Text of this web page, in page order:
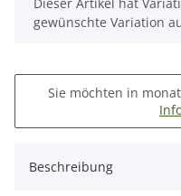
gewünschte Variation
Sie möchten in
Beschreibung